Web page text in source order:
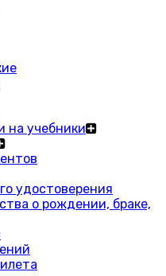
на учебники
удостоверения
о рождении, браке,